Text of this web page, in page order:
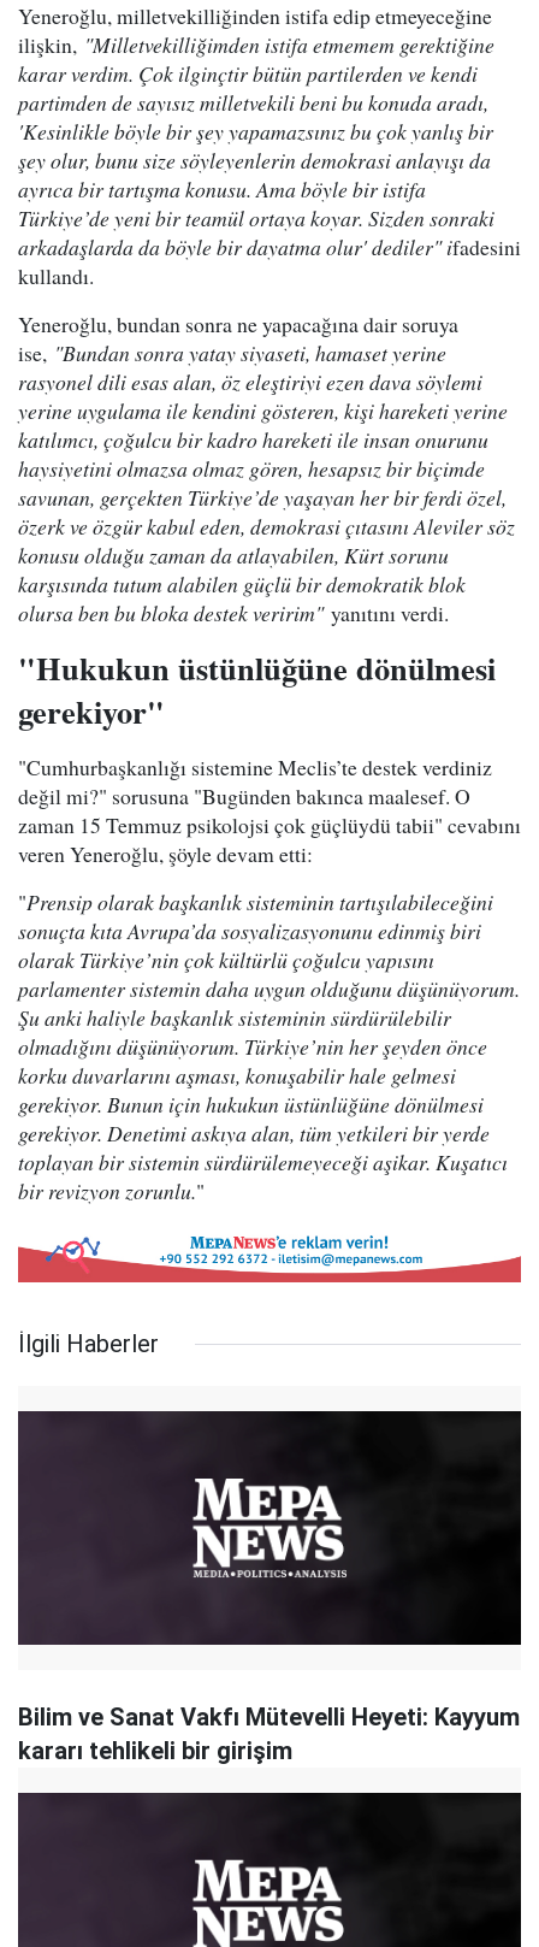
Yeneroğlu, milletvekilliğinden istifa edip etmeyeceğine
ilişkin, "Milletvekilliğimden istifa etmemem gerektiğine
karar verdim. Çok ilginçtir bütün partilerden ve kendi
partimden de sayısız milletvekili beni bu konuda aradı,
'Kesinlikle böyle bir şey yapamazsınız bu çok yanlış bir
şey olur, bunu size söyleyenlerin demokrasi anlayışı da
ayrıca bir tartışma konusu. Ama böyle bir istifa
Türkiye’de yeni bir teamül ortaya koyar. Sizden sonraki
arkadaşlarda da böyle bir dayatma olur' dediler" ifadesini
kullandı.
Yeneroğlu, bundan sonra ne yapacağına dair soruya
ise, "Bundan sonra yatay siyaseti, hamaset yerine
rasyonel dili esas alan, öz eleştiriyi ezen dava söylemi
yerine uygulama ile kendini gösteren, kişi hareketi yerine
katılımcı, çoğulcu bir kadro hareketi ile insan onurunu
haysiyetini olmazsa olmaz gören, hesapsız bir biçimde
savunan, gerçekten Türkiye’de yaşayan her bir ferdi özel,
özerk ve özgür kabul eden, demokrasi çıtasını Aleviler söz
konusu olduğu zaman da atlayabilen, Kürt sorunu
karşısında tutum alabilen güçlü bir demokratik blok
olursa ben bu bloka destek veririm"yanıtını verdi.
"Hukukun üstünlüğüne dönülmesi
gerekiyor"
"Cumhurbaşkanlığı sistemine Meclis’te destek verdiniz
değil mi?" sorusuna "Bugünden bakınca maalesef. O
zaman 15 Temmuz psikolojsi çok güçlüydü tabii" cevabını
veren Yeneroğlu, şöyle devam etti:
"Prensip olarak başkanlık sisteminin tartışılabileceğini
sonuçta kıta Avrupa’da sosyalizasyonunu edinmiş biri
olarak Türkiye’nin çok kültürlü çoğulcu yapısını
parlamenter sistemin daha uygun olduğunu düşünüyorum.
Şu anki haliyle başkanlık sisteminin sürdürülebilir
olmadığını düşünüyorum. Türkiye’nin her şeyden önce
korku duvarlarını aşması, konuşabilir hale gelmesi
gerekiyor. Bunun için hukukun üstünlüğüne dönülmesi
gerekiyor. Denetimi askıya alan, tüm yetkileri bir yerde
toplayan bir sistemin sürdürülemeyeceği aşikar. Kuşatıcı
bir revizyon zorunlu."
İlgili Haberler
Bilim ve Sanat Vakfı Mütevelli Heyeti: Kayyum
kararı tehlikeli bir girişim